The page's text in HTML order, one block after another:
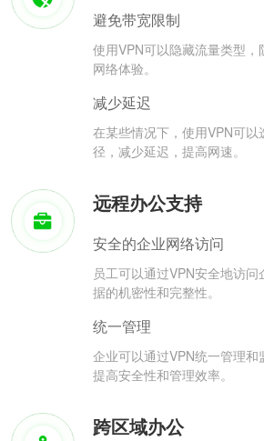
避免带宽限制
使用VPN可以隐藏流量类型
网络体验。
减少延迟
在某些情况下，使用VPN可以
径，减少延迟，提高网速。
远程办公支持
安全的企业网络访问
员工可以通过VPN安全地访
据的机密性和完整性。
统一管理
企业可以通过VPN统一管理和
提高安全性和管理效率。
跨区域办公